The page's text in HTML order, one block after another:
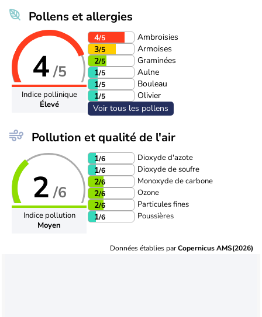
Pollens et allergies
4/5
Indice pollinique
Élevé
4/5
Ambroisies
3/5
Armoises
2/5
Graminées
1/5
Aulne
1/5
Bouleau
1/5
Olivier
Voir tous les pollens
Pollution et qualité de l'air
2 /6
Indice pollution
Moyen
1/6 Dioxyde d'azote
1/6 Dioxyde de soufre
2/6 Monoxyde de carbone
2/6 Ozone
2/6 Particules fines
1/6 Poussières
Données établies parCopernicus AMS(2026)